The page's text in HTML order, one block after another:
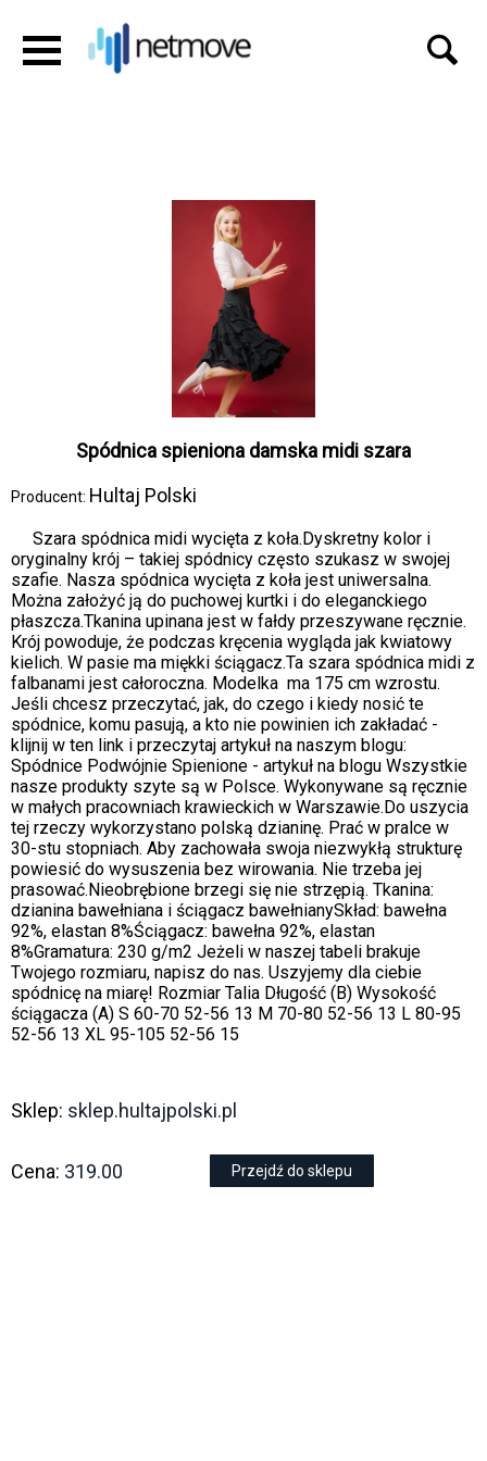
Spódnica spieniona damska midi szara
Producent: Hultaj Polski
Szara spódnica midi wycięta z koła.Dyskretny kolor i
oryginalny krój – takiej spódnicy często szukasz w swojej
szafie. Nasza spódnica wycięta z koła jest uniwersalna.
Można założyć ją do puchowej kurtki i do eleganckiego
płaszcza.Tkanina upinana jest w fałdy przeszywane ręcznie.
Krój powoduje, że podczas kręcenia wygląda jak kwiatowy
kielich. W pasie ma miękki ściągacz.Ta szara spódnica midi z
falbanami jest całoroczna. Modelka ma 175 cm wzrostu.
Jeśli chcesz przeczytać, jak, do czego i kiedy nosić te
spódnice, komu pasują, a kto nie powinien ich zakładać -
klijnij w ten link i przeczytaj artykuł na naszym blogu:
Spódnice Podwójnie Spienione - artykuł na blogu Wszystkie
nasze produkty szyte są w Polsce. Wykonywane są ręcznie
w małych pracowniach krawieckich w Warszawie.Do uszycia
tej rzeczy wykorzystano polską dzianinę. Prać w pralce w
30-stu stopniach. Aby zachowała swoja niezwykłą strukturę
powiesić do wysuszenia bez wirowania. Nie trzeba jej
prasować.Nieobrębione brzegi się nie strzępią. Tkanina:
dzianina bawełniana i ściągacz bawełnianySkład: bawełna
92%, elastan 8%Ściągacz: bawełna 92%, elastan
8%Gramatura: 230 g/m2 Jeżeli w naszej tabeli brakuje
Twojego rozmiaru, napisz do nas. Uszyjemy dla ciebie
spódnicę na miarę! Rozmiar Talia Długość (B) Wysokość
ściągacza (A) S 60-70 52-56 13 M 70-80 52-56 13 L 80-95
52-56 13 XL 95-105 52-56 15
Sklep: sklep.hultajpolski.pl
Cena: 319.00 Przejdź do sklepu